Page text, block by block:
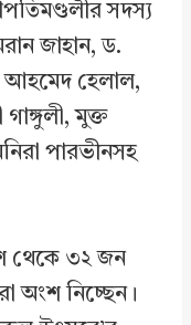
সদস্য
জাহান, ড.
হেলাল,
মুক্ত
পারভীনসহ
থেকে ৩২ জন
অংশ নিচ্ছেন।